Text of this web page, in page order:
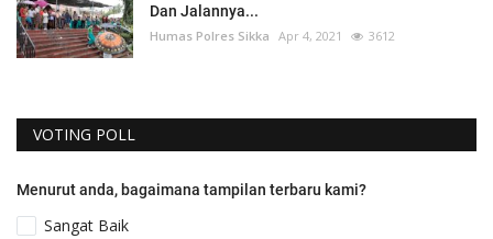
Dan Jalannya...
Humas Polres Sikka Apr 4, 2021 3612
VOTING POLL
Menurut anda, bagaimana tampilan terbaru kami?
Sangat Baik